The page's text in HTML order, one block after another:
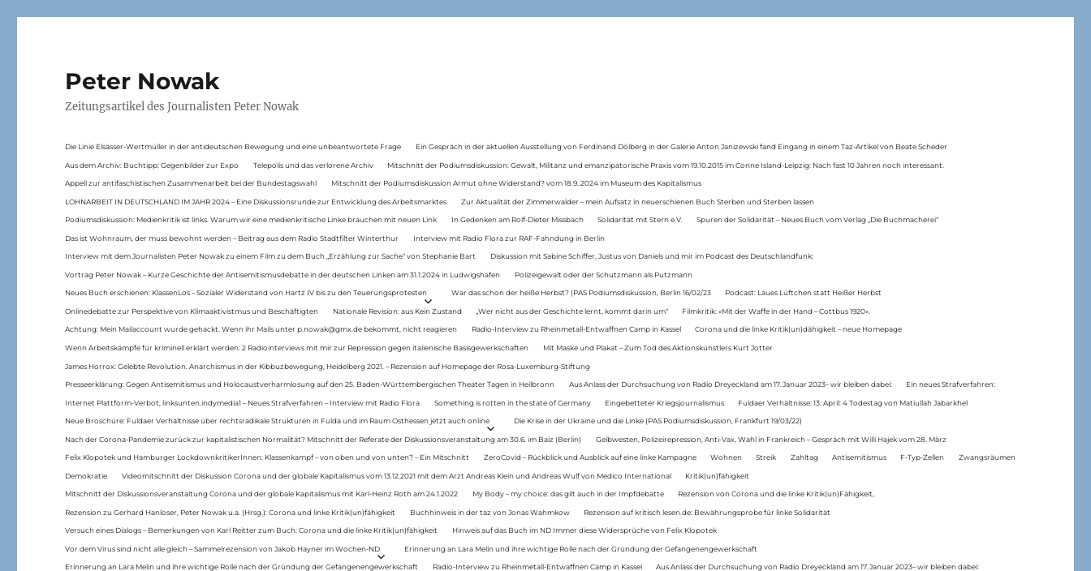
Peter Nowak
Zeitungsartikel des Journalisten Peter Nowak
Die Linie Elsässer-Wertmüller in der antideutschen Bewegung und eine unbeantwortete Frage Ein Gespräch in der aktuellen Ausstellung von Ferdinand Dölberg in der Galerie Anton Janizewski fand Eingang in einem Taz-Artikel von Beate Scheder
Aus dem Archiv: Buchtipp: Gegenbilder zur Expo Telepolis und das verlorene Archiv Mitschnitt der Podiumsdiskussion: Gewalt, Militanz und emanzipatorische Praxis vom 19.10.2015 im Conne Island-Leipzig: Nach fast 10 Jahren noch interessant.
Appell zur antifaschistischen Zusammenarbeit bei der Bundestagswahl Mitschnitt der Podiumsdiskussion Armut ohne Widerstand? vom 18.9..2024 im Museum des Kapitalismus
LOHNARBEIT IN DEUTSCHLAND IM JAHR 2024 – Eine Diskussionsrunde zur Entwicklung des Arbeitsmarktes Zur Aktualität der Zimmerwalder – mein Aufsatz in neuerschienen Buch Sterben und Sterben lassen
Podiumsdiskussion: Medienkritik ist links. Warum wir eine medienkritische Linke brauchen mit neuen Link In Gedenken am Rolf-Dieter Missbach Solidarität mit Stern e.V. Spuren der Solidarität – Neues Buch vom Verlag „Die Buchmacherei“
Das ist Wohnraum, der muss bewohnt werden – Beitrag aus dem Radio Stadtfilter Winterthur Interview mit Radio Flora zur RAF-Fahndung in Berlin
Interview mit dem Journalisten Peter Nowak zu einem Film zu dem Buch „Erzählung zur Sache“ von Stephanie Bart Diskussion mit Sabine Schiffer, Justus von Daniels und mir im Podcast des Deutschlandfunk:
Vortrag Peter Nowak – Kurze Geschichte der Antisemitismusdebatte in der deutschen Linken am 31.1.2024 in Ludwigshafen Polizeigewalt oder der Schutzmann als Putzmann
Neues Buch erschienen: KlassenLos – Sozialer Widerstand von Hartz IV bis zu den Teuerungsprotesten War das schon der heiße Herbst? (PAS Podiumsdiskussion, Berlin 16/02/23 Podcast: Laues Lüftchen statt Heißer Herbst
Onlinedebatte zur Perspektive von Klimaaktivistmus und Beschäftigten Nationale Revision: aus Kein Zustand „Wer nicht aus der Geschichte lernt, kommt darin um“ Filmkritik: »Mit der Waffe in der Hand – Cottbus 1920«.
Achtung: Mein Mailaccount wurde gehackt. Wenn ihr Mails unter p.nowak@gmx.de bekommt, nicht reagieren Radio-Interview zu Rheinmetall-Entwaffnen Camp in Kassel Corona und die linke Kritik(un)dähigkeit – neue Homepage
Wenn Arbeitskämpfe für kriminell erklärt werden: 2 Radiointerviews mit mir zur Repression gegen italienische Basisgewerkschaften Mit Maske und Plakat – Zum Tod des Aktionskünstlers Kurt Jotter
James Horrox: Gelebte Revolution. Anarchismus in der Kibbuzbewegung, Heidelberg 2021. – Rezension auf Homepage der Rosa-Luxemburg-Stiftung
Presseerklärung: Gegen Antisemitismus und Holocaustverharmlosung auf den 25. Baden-Württembergischen Theater Tagen in Heilbronn Aus Anlass der Durchsuchung von Radio Dreyeckland am 17.Januar 2023– wir bleiben dabei: Ein neues Strafverfahren:
Internet Plattform-Verbot, linksunten.indymedia1 – Neues Strafverfahren – Interview mit Radio Flora Something is rotten in the state of Germany Eingebetteter Kriegsjournalismus Fuldaer Verhältnisse: 13. April: 4 Todestag von Matiul­lah Jabarkhel
Neue Broschüre: Fuldaer Verhältnisse über rechtsradikale Strukturen in Fulda und im Raum Osthessen jetzt auch online Die Krise in der Ukraine und die Linke (PAS Podiumsdiskussion, Frankfurt 19/03/22)
Nach der Corona-Pandemie zurück zur kapitalistischen Normalität? Mitschnitt der Referate der Diskussionsveranstaltung am 30.6. im Baiz (Berlin) Gelbwesten, Polizeirepression, Anti-Vax, Wahl in Frankreich – Gespräch mit Willi Hajek vom 28. März
Felix Klopotek und Hamburger LockdownkritikerInnen: Klassenkampf – von oben und von unten? – Ein Mitschnitt ZeroCovid – Rückblick und Ausblick auf eine linke Kampagne Wohnen Streik Zahltag Antisemitismus F-Typ-Zellen Zwangsräumen
Demokratie Videomitschnitt der Diskussion Corona und der globale Kapitalismus vom 13.12.2021 mit dem Arzt Andreas Klein und Andreas Wulf von Medico International Kritik(un)fähigkeit
Mitschnitt der Diskussionsveranstaltung Corona und der globale Kapitalismus mit Karl-Heinz Roth am 24.1.2022 My Body – my choice: das gilt auch in der Impfdebatte Rezension von Corona und die linke Kritik(un)Fähigkeit,
Rezension zu Gerhard Hanloser, Peter Nowak u.a. (Hrsg.): Corona und linke Kritik(un)fähigkeit Buchhinweis in der taz von Jonas Wahmkow Rezension auf kritisch lesen.de: Bewährungsprobe für linke Solidarität
Versuch eines Dialogs – Bemerkungen von Karl Reitter zum Buch: Corona und die linke Kritik(un)fähigkeit Hinweis auf das Buch im ND Immer diese Widersprüche von Felix Klopotek
Vor dem Virus sind nicht alle gleich – Sammelrezension von Jakob Hayner im Wochen-ND Erinnerung an Lara Melin und ihre wichtige Rolle nach der Gründung der Gefangenengewerkschaft
Erinnerung an Lara Melin und ihre wichtige Rolle nach der Gründung der Gefangenengewerkschaft Radio-Interview zu Rheinmetall-Entwaffnen Camp in Kassel Aus Anlass der Durchsuchung von Radio Dreyeckland am 17.Januar 2023– wir bleiben dabei: